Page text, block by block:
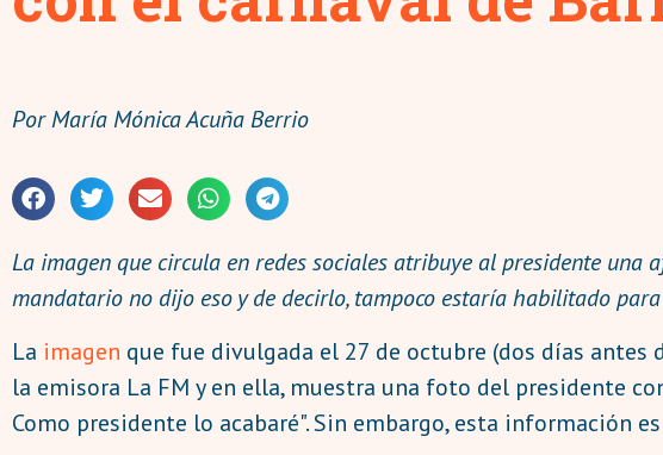
PorMaría Mónica Acuña Berrio
La imagen que circula en redes sociales atribuye al presidente una
mandatario no dijo eso y de decirlo, tampoco estaría habilitado
La imagen que fue divulgada el 27 de octubre (dos días
la emisora La FM y en ella, muestra una foto del presidente
Como presidente lo acabaré". Sin embargo, esta información